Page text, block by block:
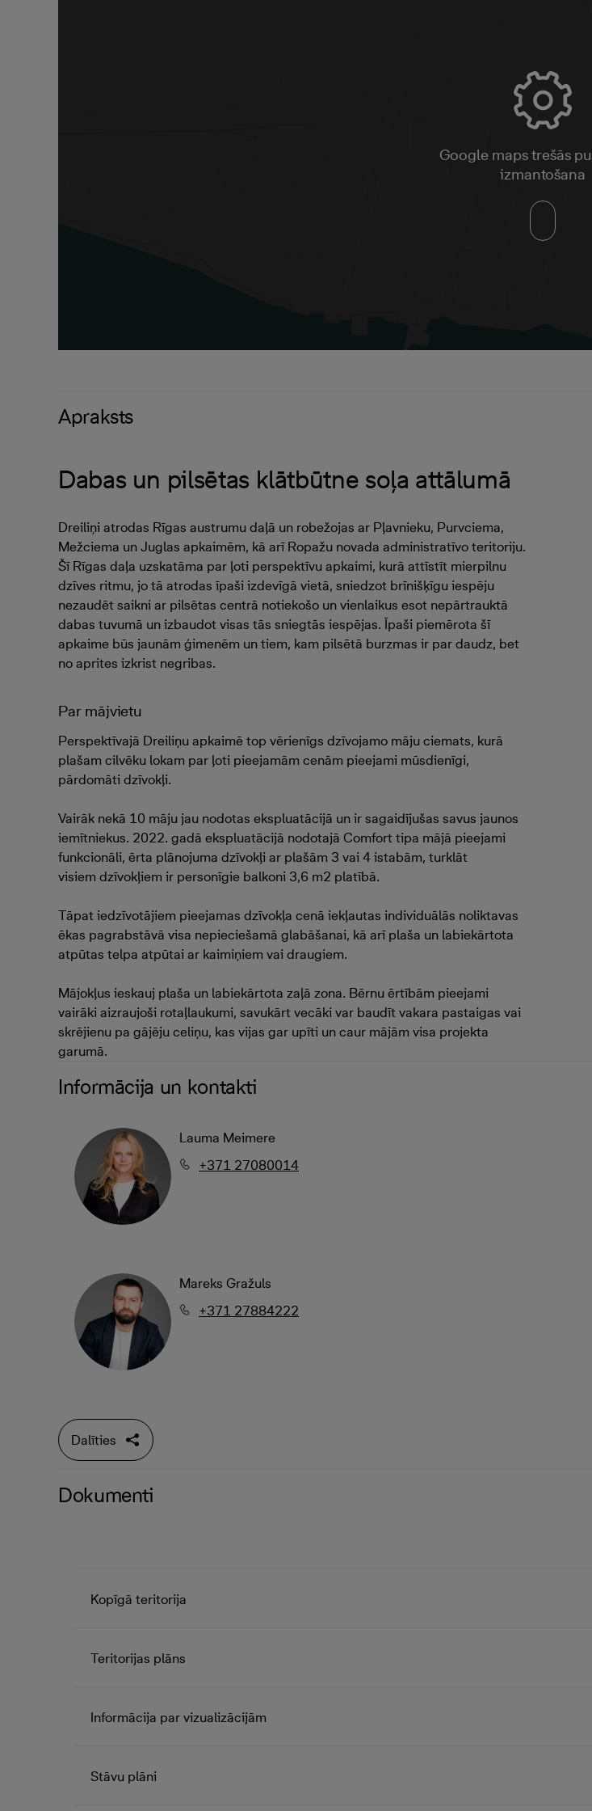
Google maps trešās
izmantošana
Apraksts
Dabas un pilsētas klātbūtne soļa attālumā
Dreiliņi atrodas Rīgas austrumu daļā un robežojas ar Pļavnieku, Purvciema,
Mežciema un Juglas apkaimēm, kā arī Ropažu novada administratīvo teritoriju.
Šī Rīgas daļa uzskatāma par ļoti perspektīvu apkaimi, kurā attīstīt mierpilnu
dzīves ritmu, jo tā atrodas īpaši izdevīgā vietā, sniedzot brīnišķīgu iespēju
nezaudēt saikni ar pilsētas centrā notiekošo un vienlaikus esot nepārtrauktā
dabas tuvumā un izbaudot visas tās sniegtās iespējas. Īpaši piemērota šī
apkaime būs jaunām ģimenēm un tiem, kam pilsētā burzmas ir par daudz, bet
no aprites izkrist negribas.
Par mājvietu
Perspektīvajā Dreiliņu apkaimē top vērienīgs dzīvojamo māju ciemats, kurā
plašam cilvēku lokam par ļoti pieejamām cenām pieejami mūsdienīgi,
pārdomāti dzīvokļi.
Vairāk nekā 10 māju jau nodotas ekspluatācijā un ir sagaidījušas savus jaunos
iemītniekus. 2022. gadā ekspluatācijā nodotajā Comfort tipa mājā pieejami
funkcionāli, ērta plānojuma dzīvokļi ar plašām 3 vai 4 istabām, turklāt
visiem dzīvokļiem ir personīgie balkoni 3,6 m2 platībā.
Tāpat iedzīvotājiem pieejamas dzīvokļa cenā iekļautas individuālās noliktavas
ēkas pagrabstāvā visa nepieciešamā glabāšanai, kā arī plaša un labiekārtota
atpūtas telpa atpūtai ar kaimiņiem vai draugiem.
Mājokļus ieskauj plaša un labiekārtota zaļā zona. Bērnu ērtībām pieejami
vairāki aizraujoši rotaļlaukumi, savukārt vecāki var baudīt vakara pastaigas vai
skrējienu pa gājēju celiņu, kas vijas gar upīti un caur mājām visa projekta
garumā.
Informācija un kontakti
Lauma Meimere
+371 27080014
Mareks Gražuls
+371 27884222
Dalīties
Dokumenti
Kopīgā teritorija
Teritorijas plāns
Informācija par vizualizācijām
Stāvu plāni